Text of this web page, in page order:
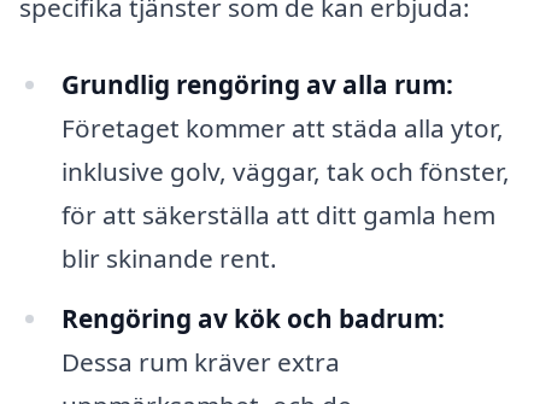
specifika tjänster som de kan erbjuda:
Grundlig rengöring av alla rum:
Företaget kommer att städa alla ytor,
inklusive golv, väggar, tak och fönster,
för att säkerställa att ditt gamla hem
blir skinande rent.
Rengöring av kök och badrum:
Dessa rum kräver extra